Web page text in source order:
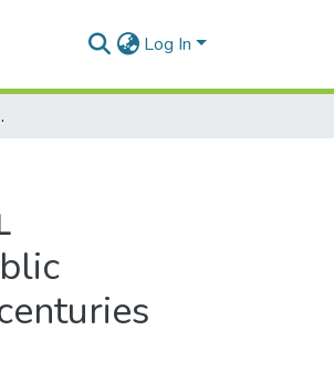
Log In
centuries and the main tasks of their modernization